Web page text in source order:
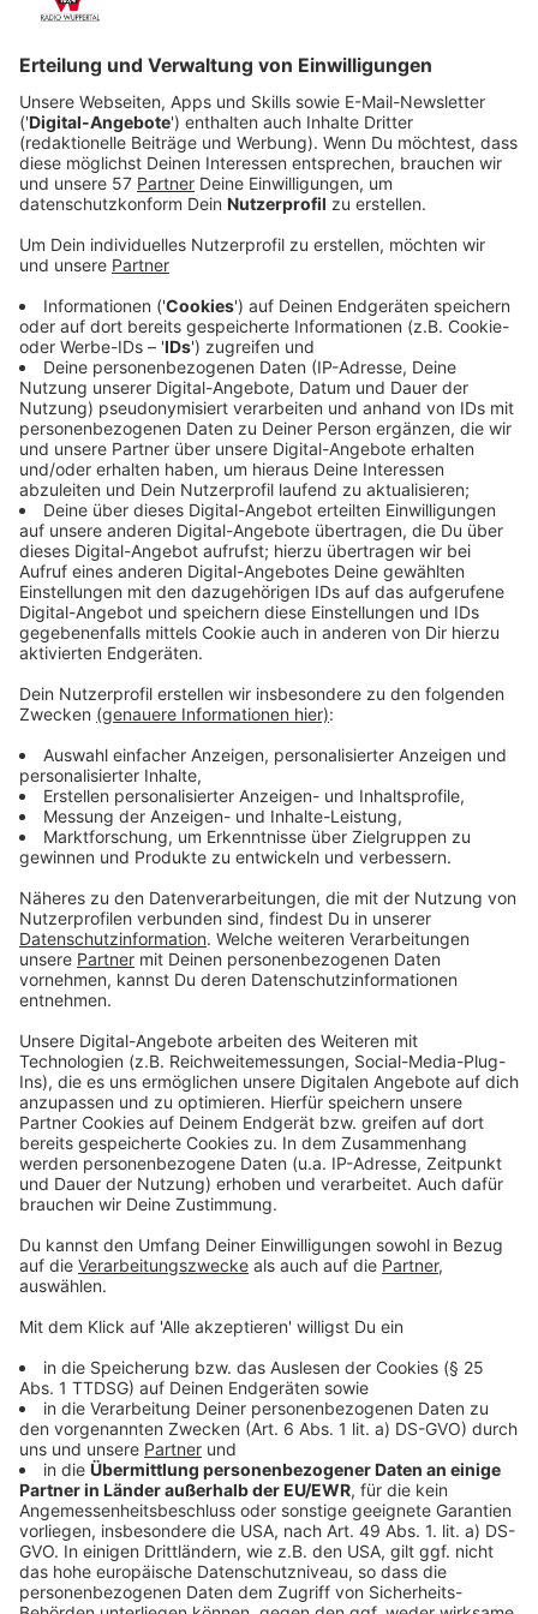
Anzeige
Er nimmt die beiden Männer gefangen und hält sie in
seiner Gewalt. Über das Internet ruft er die Online-
Community dazu auf, über Leben und Tod der
vermeintlichen Täter abzustimmen. Und die ganze
Welt weiß, wo Zamir seine Geiseln hält. An dem Ort
spielen sich daraufhin dramatische Szenen ab. Denn
neben der Polizei, wollen auch die Nazis ihre Leute
freischießen und die Medien, Demonstraten und
zahlreiche Schaulustige sind 24/7 vor Ort.
Streaming-Dienst: Sky / Wow
Anzeige
Wir benötigen Ihre
Zustimmung, um den YouTube
Video-Service zu laden!
Wir verwenden einen Service eines
einzubetten. Dieser Service kann
sammeln. Bitte lesen Sie die
Details durch und stimmen Sie der
Nutzung des Service zu, um dieses
Video anzusehen.
Mehr Informationen
Akzeptieren
Die Online-Abstimmung über Leben und Tod nimmt
immer wahnwitzigere Größen an. Während die
Zuschauervotings für "Tod" ständig steigen, spitzt
sich die Lage im Turm dramatisch zu.
Anzeige
© Copyright: Sky / Wow
Zamir hält die beiden vermeintlichen Mörder seiner
Stieftocher gefangen.
Anzeige
In diesem Turm soll über Leben und Tod der Täter
entschieden werden.
Anzeige